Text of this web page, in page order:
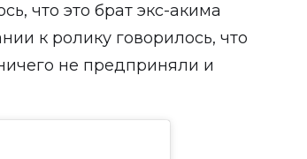
что это брат экс-акима
к ролику говорилось, что
не предприняли и